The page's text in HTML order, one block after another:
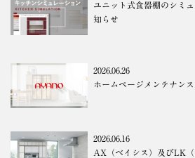
ユニット式食器棚のシミ
知らせ
2026.06.26
ホームページメンテナン
2026.06.16
AX（ベイシス）及びLK